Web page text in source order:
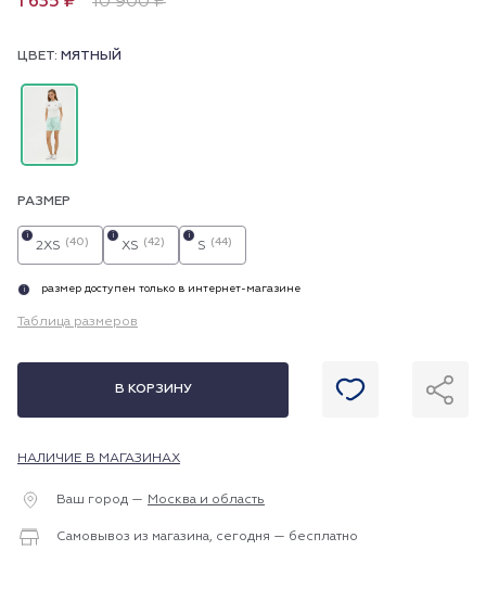
ЦВЕТ: МЯТНЫЙ
РАЗМЕР
2XS (40)
i
XS (42)
i
S (44)
i
i размер доступен только в интернет-магазине
Таблица размеров
В КОРЗИНУ
НАЛИЧИЕ В МАГАЗИНАХ
Ваш город — Москва и область
Самовывоз из магазина, сегодня — бесплатно